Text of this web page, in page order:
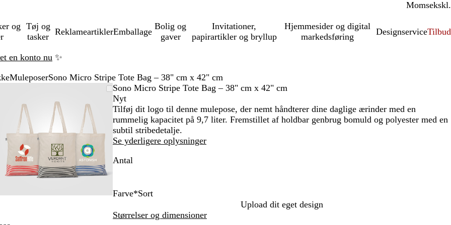
Momsinkl.
ekskl.
og Tøj og
tasker
ReklameartiklerEmballage
Bolig og
gaver
Invitationer,
papirartikler og bryllup
Hjemmesider og digital
markedsføring
DesignserviceTilbud
en konto nu ✨
MuleposerSono Micro Stripe Tote Bag – 38" cm x 42" cm
minimum
at
udvide
plus
og
minus
at
zoome
og
til
Sono Micro Stripe Tote Bag – 38" cm x 42" cm
Nyt
Tilføj dit logo til denne mulepose, der nemt håndterer dine daglige ærinder med en
rummelig kapacitet på 9,7 liter. Fremstillet af holdbar genbrug bomuld og polyester med en
subtil stribedetalje.
Se yderligere oplysninger
Antal
Farve*Sort
o
ø
a
Upload dit eget design
Størrelser og dimensioner